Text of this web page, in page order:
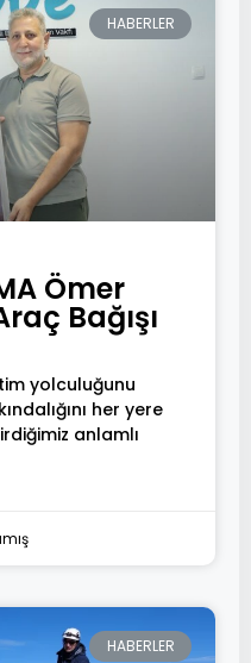
HABERLER
Ömer
Bağışı
yolculuğunu
her yere
anlamlı
HABERLER